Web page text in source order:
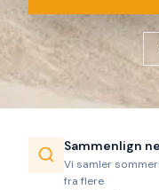
Sammenlign
Vi samler
fra flere